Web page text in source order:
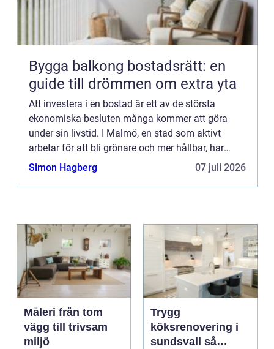
Bygga balkong bostadsrätt: en
guide till drömmen om extra yta
Att investera i en bostad är ett av de största
ekonomiska besluten många kommer att göra
under sin livstid. I Malmö, en stad som aktivt
arbetar för att bli grönare och mer hållbar, har
intresset för gr&o...
Simon Hagberg 07 juli 2026
Måleri från tom
vägg till trivsam
miljö
Trygg
köksrenovering i
sundsvall så